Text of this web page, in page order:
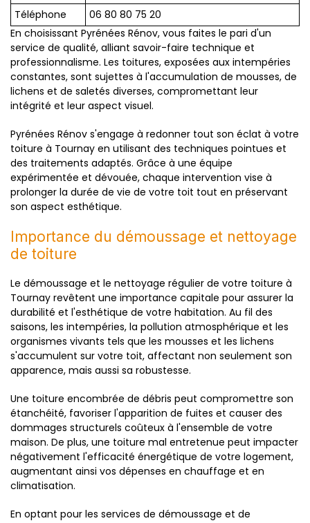
Téléphone
06 80 80 75 20
En choisissant Pyrénées Rénov, vous faites le pari d'un
service de qualité, alliant savoir-faire technique et
professionnalisme. Les toitures, exposées aux intempéries
constantes, sont sujettes à l'accumulation de mousses, de
lichens et de saletés diverses, compromettant leur
intégrité et leur aspect visuel.
Pyrénées Rénov s'engage à redonner tout son éclat à votre
toiture à Tournay en utilisant des techniques pointues et
des traitements adaptés. Grâce à une équipe
expérimentée et dévouée, chaque intervention vise à
prolonger la durée de vie de votre toit tout en préservant
son aspect esthétique.
Importance du démoussage et nettoyage
de toiture
Le démoussage et le nettoyage régulier de votre toiture à
Tournay revêtent une importance capitale pour assurer la
durabilité et l'esthétique de votre habitation. Au fil des
saisons, les intempéries, la pollution atmosphérique et les
organismes vivants tels que les mousses et les lichens
s'accumulent sur votre toit, affectant non seulement son
apparence, mais aussi sa robustesse.
Une toiture encombrée de débris peut compromettre son
étanchéité, favoriser l'apparition de fuites et causer des
dommages structurels coûteux à l'ensemble de votre
maison. De plus, une toiture mal entretenue peut impacter
négativement l'efficacité énergétique de votre logement,
augmentant ainsi vos dépenses en chauffage et en
climatisation.
En optant pour les services de démoussage et de